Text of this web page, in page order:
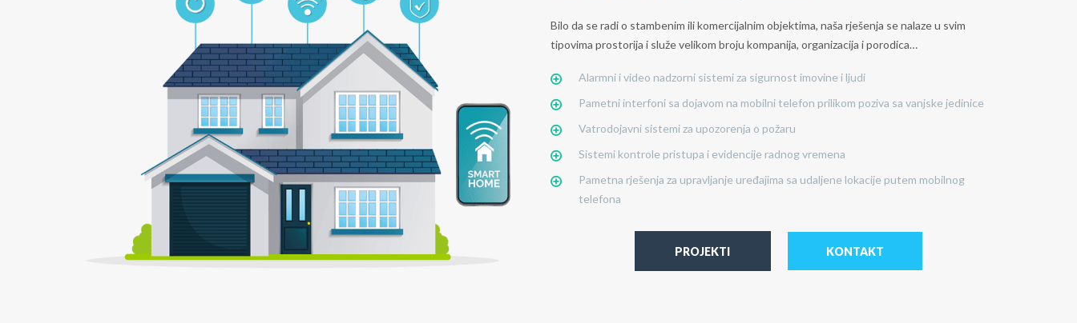
Bilo da se radi o stambenim ili komercijalnim objektima, naša rješenja se nalaze u svim
tipovima prostorija i služe velikom broju kompanija, organizacija i porodica…
Alarmni i video nadzorni sistemi za sigurnost imovine i ljudi
Pametni interfoni sa dojavom na mobilni telefon prilikom poziva sa vanjske jedinice
Vatrodojavni sistemi za upozorenja o požaru
Sistemi kontrole pristupa i evidencije radnog vremena
Pametna rješenja za upravljanje uređajima sa udaljene lokacije putem mobilnog
telefona
PROJEKTI KONTAKT